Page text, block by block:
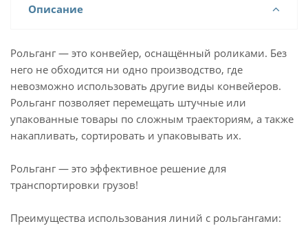
Описание
Рольганг — это конвейер, оснащённый роликами. Без
него не обходится ни одно производство, где
невозможно использовать другие виды конвейеров.
Рольганг позволяет перемещать штучные или
упакованные товары по сложным траекториям, а также
накапливать, сортировать и упаковывать их.
Рольганг — это эффективное решение для
транспортировки грузов!
Преимущества использования линий с рольгангами: